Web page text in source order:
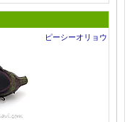
ピーシーオリョウ